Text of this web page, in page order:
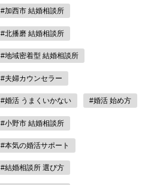
#加西市 結婚相談所
#北播磨 結婚相談所
#地域密着型 結婚相談所
#夫婦カウンセラー
#婚活 うまくいかない #婚活 始め方
#小野市 結婚相談所
#本気の婚活サポート
#結婚相談所 選び方